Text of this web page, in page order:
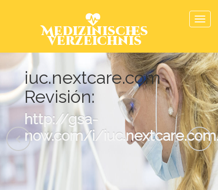
Medizinisches
Verzeichnis
iuc.nextcare.com
Revisión:
http://gsa-
now.com/i/